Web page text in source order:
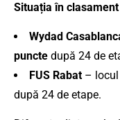
Situația în clasament
Wydad
puncte după 24 de
FUS Rabat –
după 24 de etape.